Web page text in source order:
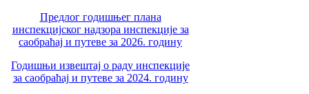
Предлог годишњег плана
инспекцијског надзора инспекције за
саобраћај и путеве за 2026. годину
Годишњи извештај о раду инспекције
за саобраћај и путеве за 2024. годину